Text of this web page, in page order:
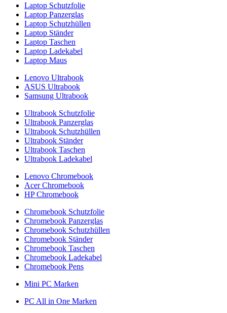
Laptop Schutzfolie
Laptop Panzerglas
Laptop Schutzhüllen
Laptop Ständer
Laptop Taschen
Laptop Ladekabel
Laptop Maus
Lenovo Ultrabook
ASUS Ultrabook
Samsung Ultrabook
Ultrabook Schutzfolie
Ultrabook Panzerglas
Ultrabook Schutzhüllen
Ultrabook Ständer
Ultrabook Taschen
Ultrabook Ladekabel
Lenovo Chromebook
Acer Chromebook
HP Chromebook
Chromebook Schutzfolie
Chromebook Panzerglas
Chromebook Schutzhüllen
Chromebook Ständer
Chromebook Taschen
Chromebook Ladekabel
Chromebook Pens
Mini PC Marken
PC All in One Marken